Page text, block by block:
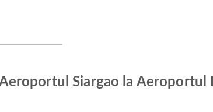
Siargao la Aeroportul